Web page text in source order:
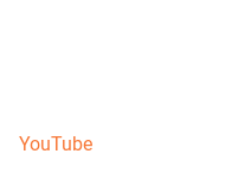
YouTube